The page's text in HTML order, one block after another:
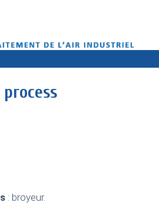
: broyeur.